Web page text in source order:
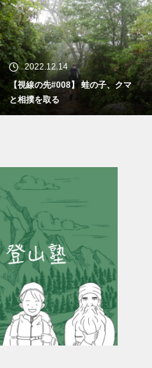
2023.02.22
【視線の先#010】 先生のひと
と